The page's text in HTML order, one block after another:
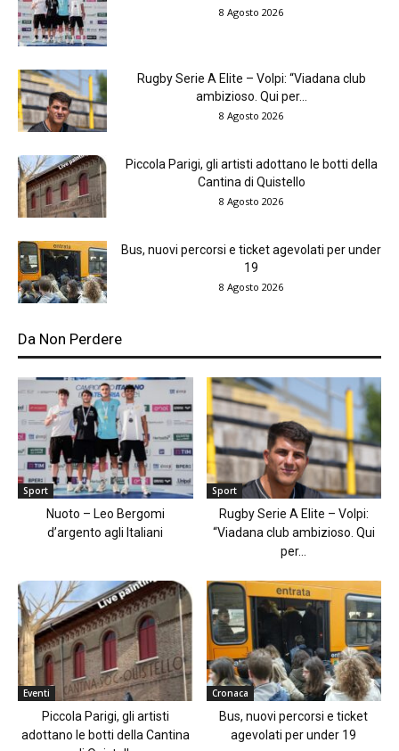
8 Agosto 2026
Rugby Serie A Elite – Volpi: “Viadana club
ambizioso. Qui per...
8 Agosto 2026
Piccola Parigi, gli artisti adottano le botti della
Cantina di Quistello
8 Agosto 2026
Bus, nuovi percorsi e ticket agevolati per under
19
8 Agosto 2026
Da Non Perdere
Sport
Nuoto – Leo Bergomi
d’argento agli Italiani
Sport
Rugby Serie A Elite – Volpi:
“Viadana club ambizioso. Qui
per...
Eventi
Piccola Parigi, gli artisti
adottano le botti della Cantina
Cronaca
Bus, nuovi percorsi e ticket
agevolati per under 19